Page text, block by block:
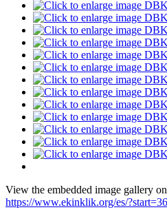
View the embedded image gallery
https://www.ekinklik.org/es/